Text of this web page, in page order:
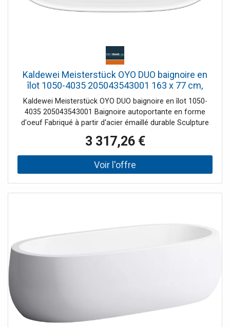
: aspect brillant. Stabilité optimale sur les surfaces
installation sans évidement de chape, car l' garniture de
vidange peut être encastrée dans le corps de la baignoire
Kaldewei Meisterstück OYO DUO baignoire en
îlot 1050-4035 205043543001 163 x 77 cm,
sans trop-plein, blanc alpin
Kaldewei Meisterstück OYO DUO baignoire en îlot 1050-
4035 205043543001 Baignoire autoportante en forme
d'oeuf Fabriqué à partir d'acier émaillé durable Sculpture
Deux inclinaisons de dos identiques Avec bonde centrale à
ouverture par poussée, avec couvercle de bonde en émail
Remarque d'installation : L'espace libre sous la baignoire
permet une installation sans niche de chape, car le
3 317,26 €